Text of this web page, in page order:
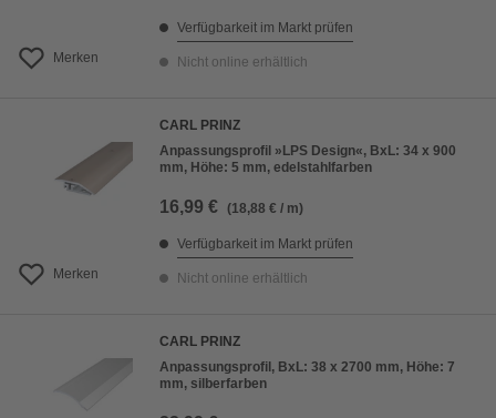
Merken
Verfügbarkeit im Markt prüfen
Nicht online erhältlich
Merken
CARL PRINZ
Anpassungsprofil »LPS Design«, BxL: 34 x 900
mm, Höhe: 5 mm, edelstahlfarben
16,99 € (18,88 € / m)
Verfügbarkeit im Markt prüfen
Nicht online erhältlich
CARL PRINZ
Anpassungsprofil, BxL: 38 x 2700 mm, Höhe: 7
mm, silberfarben